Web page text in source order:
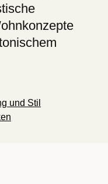
und Stil